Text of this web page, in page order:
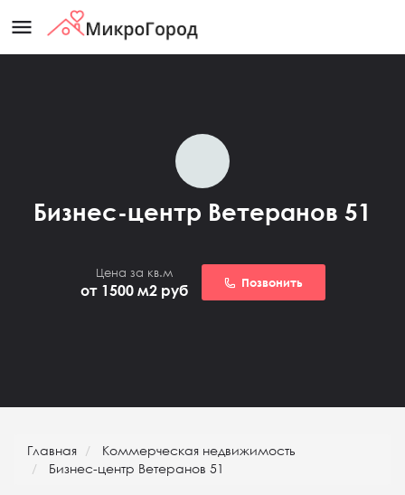
menu
Бизнес-центр Ветеранов 51
Цена за кв.м
от 1500 м2 руб Позвонить
Главная
Коммерческая недвижимость
Бизнес-центр Ветеранов 51